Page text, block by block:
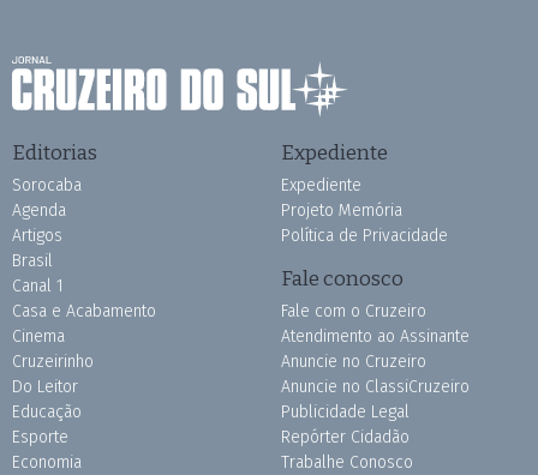
Editorias
Sorocaba
Agenda
Artigos
Brasil
Canal 1
Casa e Acabamento
Cinema
Cruzeirinho
Do Leitor
Educação
Esporte
Economia
Expediente
Expediente
Projeto Memória
Política de Privacidade
Fale conosco
Fale com o Cruzeiro
Atendimento ao Assinante
Anuncie no Cruzeiro
Anuncie no ClassiCruzeiro
Publicidade Legal
Repórter Cidadão
Trabalhe Conosco